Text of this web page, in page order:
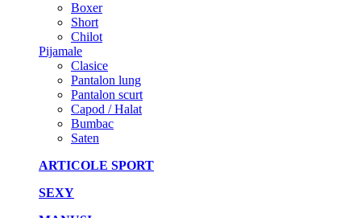
Boxer
Short
Chilot
Pijamale
Clasice
Pantalon lung
Pantalon scurt
Capod / Halat
Bumbac
Saten
ARTICOLE SPORT
SEXY